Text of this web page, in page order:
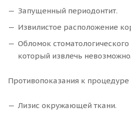
Запущенный периодонтит.
Извилистое расположение
Обломок стоматологического
который извлечь невозможно.
Противопоказания к процедуре
Лизис окружающей ткани.